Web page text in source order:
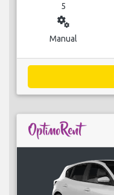
5
miscellaneous_services
Manual